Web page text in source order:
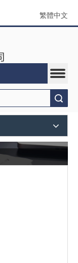
繁體中文